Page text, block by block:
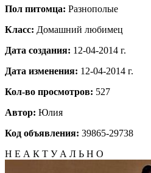
Пол питомца: Разнополые
Класс: Домашний любимец
Дата создания: 12-04-2014 г.
Дата изменения: 12-04-2014 г.
Кол-во просмотров: 527
Автор: Юлия
Код объявления: 39865-29738
Н Е А К Т У А Л Ь Н О